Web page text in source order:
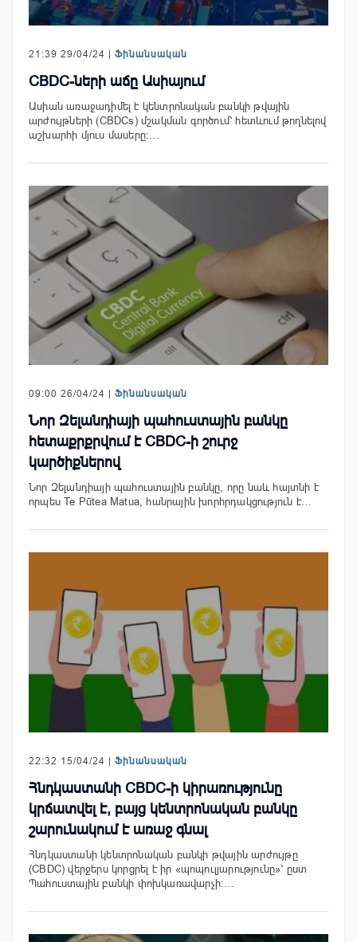
21:39 29/04/24 | Ֆինանսական
CBDC-ների աճը Ասիայում
Ասիան առաջադիմել է կենտրոնական բանկի թվային
արժույթների (CBDCs) մշակման գործում՝ հետևում թողնելով
աշխարհի մյուս մասերը:…
09:00 26/04/24 | Ֆինանսական
Նոր Զելանդիայի պահուստային բանկը
հետաքրքրվում է CBDC-ի շուրջ
կարծիքներով
Նոր Զելանդիայի պահուստային բանկը, որը նաև հայտնի է
որպես Te Pūtea Matua, հանրային խորհրդակցություն է…
22:32 15/04/24 | Ֆինանսական
Հնդկաստանի CBDC-ի կիրառությունը
կրճատվել է, բայց կենտրոնական բանկը
շարունակում է առաջ գնալ
Հնդկաստանի կենտրոնական բանկի թվային արժույթը
(CBDC) վերջերս կորցրել է իր «պոպուլյարությունը»՝ ըստ
Պահուստային բանկի փոխկառավարչի:…